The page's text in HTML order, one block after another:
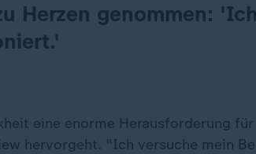
Herzen genommen:
eine enorme Herausforderung
hervorgeht. "Ich versuche mein